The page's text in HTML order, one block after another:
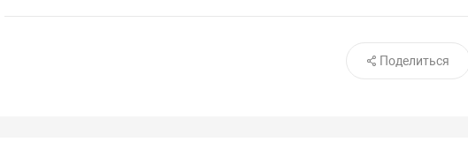
Поделиться